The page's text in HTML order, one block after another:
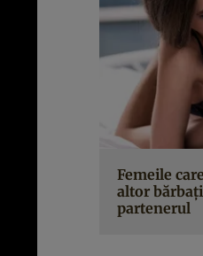
Femeile
altor
partenerul